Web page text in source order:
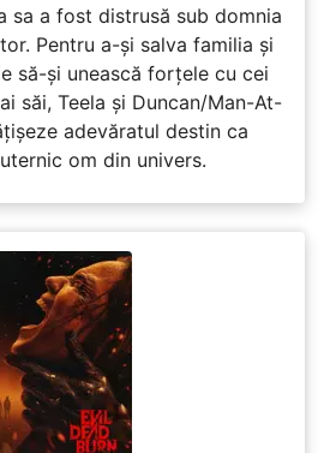
sa a fost distrusă sub domnia
Pentru a-și salva familia și
să-și unească forțele cu cei
săi, Teela și Duncan/Man-At-
adevăratul destin ca
om din univers.